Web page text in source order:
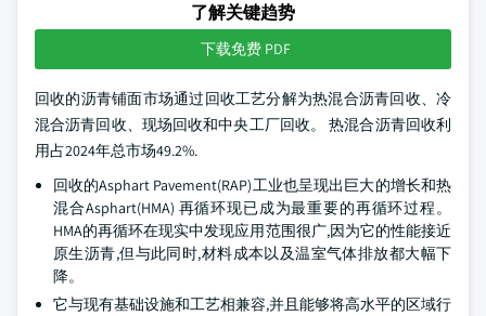
了解关键趋势
下载免费 PDF
回收的沥青铺面市场通过回收工艺分解为热混合沥青回收、冷
混合沥青回收、现场回收和中央工厂回收。 热混合沥青回收利
用占2024年总市场49.2%.
回收的Asphart Pavement(RAP)工业也呈现出巨大的增长和热
混合Asphart(HMA) 再循环现已成为最重要的再循环过程。
HMA的再循环在现实中发现应用范围很广,因为它的性能接近
原生沥青,但与此同时,材料成本以及温室气体排放都大幅下
降。
它与现有基础设施和工艺相兼容,并且能够将高水平的区域行